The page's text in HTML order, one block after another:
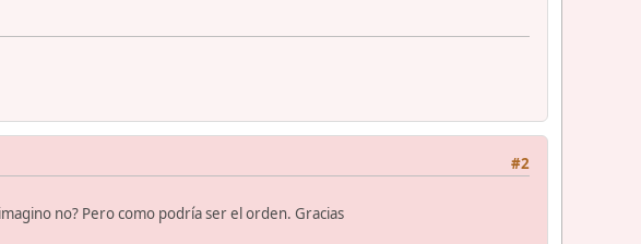
#2
no? Pero como podría ser el orden. Gracias